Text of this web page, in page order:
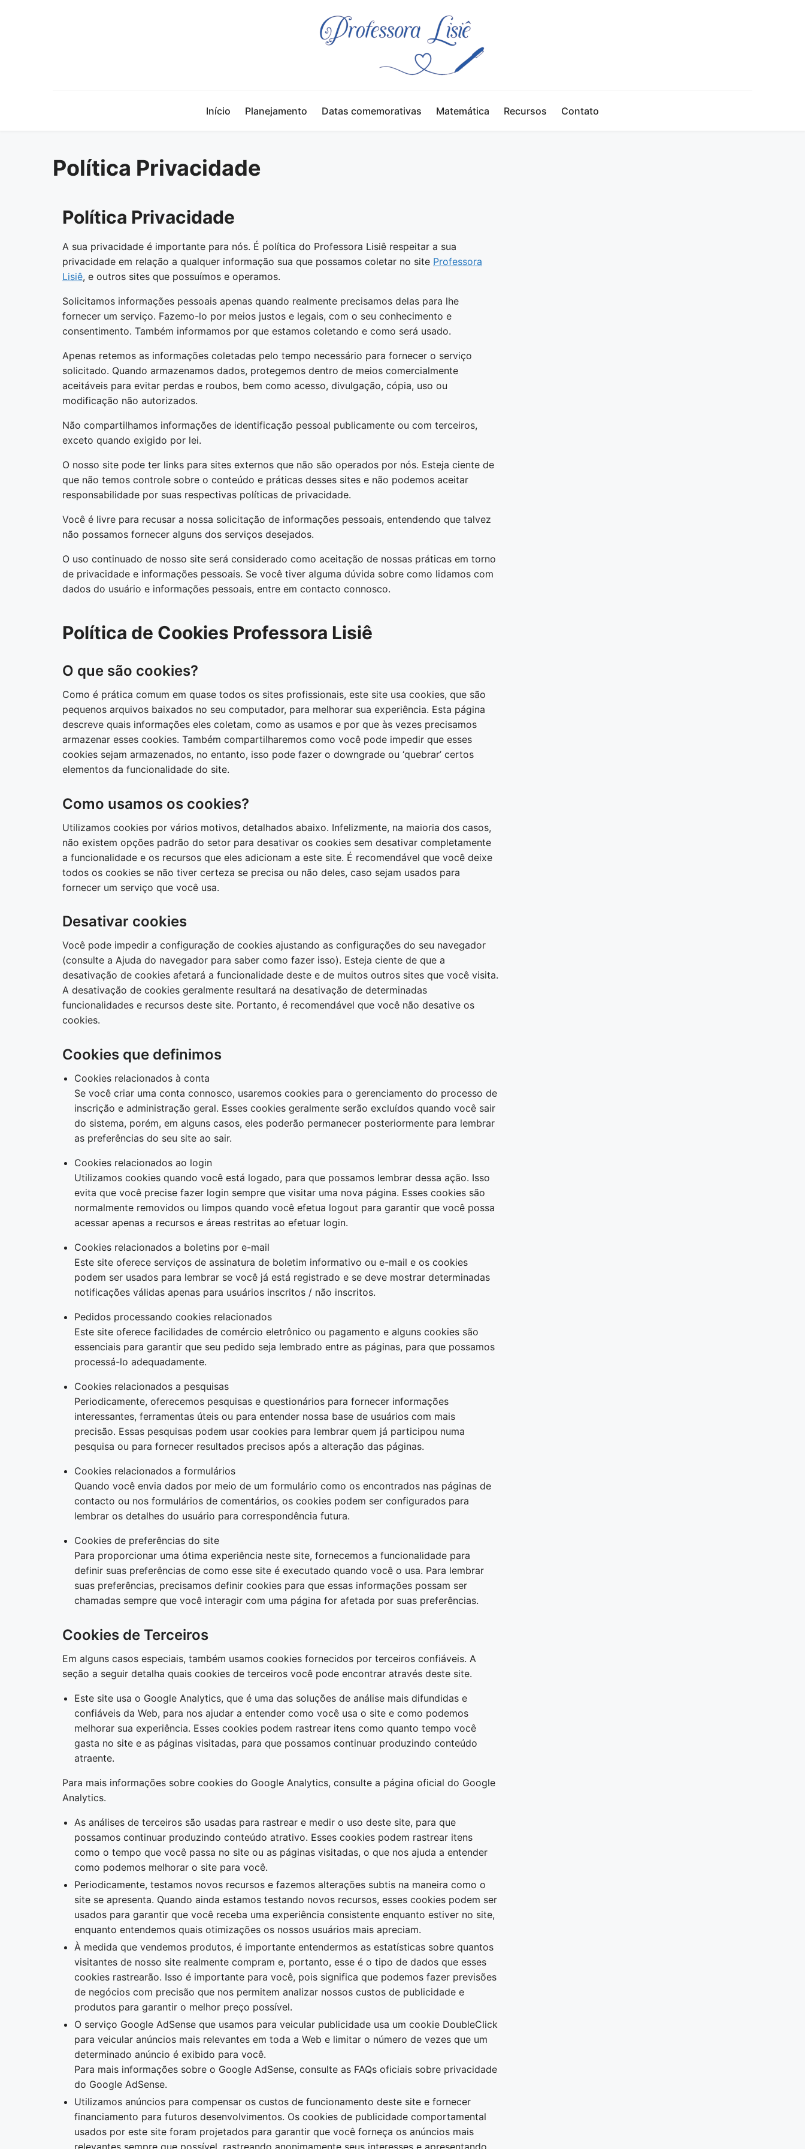
Início Planejamento Datas comemorativas Matemática Recursos Contato
Política Privacidade
Política Privacidade
A sua privacidade é importante para nós. É política do Professora Lisiê respeitar a sua
privacidade em relação a qualquer informação sua que possamos coletar no site Professora
Lisiê, e outros sites que possuímos e operamos.
Solicitamos informações pessoais apenas quando realmente precisamos delas para lhe
fornecer um serviço. Fazemo-lo por meios justos e legais, com o seu conhecimento e
consentimento. Também informamos por que estamos coletando e como será usado.
Apenas retemos as informações coletadas pelo tempo necessário para fornecer o serviço
solicitado. Quando armazenamos dados, protegemos dentro de meios comercialmente
aceitáveis ​​para evitar perdas e roubos, bem como acesso, divulgação, cópia, uso ou
modificação não autorizados.
Não compartilhamos informações de identificação pessoal publicamente ou com terceiros,
exceto quando exigido por lei.
O nosso site pode ter links para sites externos que não são operados por nós. Esteja ciente de
que não temos controle sobre o conteúdo e práticas desses sites e não podemos aceitar
responsabilidade por suas respectivas políticas de privacidade.
Você é livre para recusar a nossa solicitação de informações pessoais, entendendo que talvez
não possamos fornecer alguns dos serviços desejados.
O uso continuado de nosso site será considerado como aceitação de nossas práticas em torno
de privacidade e informações pessoais. Se você tiver alguma dúvida sobre como lidamos com
dados do usuário e informações pessoais, entre em contacto connosco.
Política de Cookies Professora Lisiê
O que são cookies?
Como é prática comum em quase todos os sites profissionais, este site usa cookies, que são
pequenos arquivos baixados no seu computador, para melhorar sua experiência. Esta página
descreve quais informações eles coletam, como as usamos e por que às vezes precisamos
armazenar esses cookies. Também compartilharemos como você pode impedir que esses
cookies sejam armazenados, no entanto, isso pode fazer o downgrade ou ‘quebrar’ certos
elementos da funcionalidade do site.
Como usamos os cookies?
Utilizamos cookies por vários motivos, detalhados abaixo. Infelizmente, na maioria dos casos,
não existem opções padrão do setor para desativar os cookies sem desativar completamente
a funcionalidade e os recursos que eles adicionam a este site. É recomendável que você deixe
todos os cookies se não tiver certeza se precisa ou não deles, caso sejam usados ​​para
fornecer um serviço que você usa.
Desativar cookies
Você pode impedir a configuração de cookies ajustando as configurações do seu navegador
(consulte a Ajuda do navegador para saber como fazer isso). Esteja ciente de que a
desativação de cookies afetará a funcionalidade deste e de muitos outros sites que você visita.
A desativação de cookies geralmente resultará na desativação de determinadas
funcionalidades e recursos deste site. Portanto, é recomendável que você não desative os
cookies.
Cookies que definimos
Cookies relacionados à conta
Se você criar uma conta connosco, usaremos cookies para o gerenciamento do processo de
inscrição e administração geral. Esses cookies geralmente serão excluídos quando você sair
do sistema, porém, em alguns casos, eles poderão permanecer posteriormente para lembrar
as preferências do seu site ao sair.
Cookies relacionados ao login
Utilizamos cookies quando você está logado, para que possamos lembrar dessa ação. Isso
evita que você precise fazer login sempre que visitar uma nova página. Esses cookies são
normalmente removidos ou limpos quando você efetua logout para garantir que você possa
acessar apenas a recursos e áreas restritas ao efetuar login.
Cookies relacionados a boletins por e-mail
Este site oferece serviços de assinatura de boletim informativo ou e-mail e os cookies
podem ser usados ​​para lembrar se você já está registrado e se deve mostrar determinadas
notificações válidas apenas para usuários inscritos / não inscritos.
Pedidos processando cookies relacionados
Este site oferece facilidades de comércio eletrônico ou pagamento e alguns cookies são
essenciais para garantir que seu pedido seja lembrado entre as páginas, para que possamos
processá-lo adequadamente.
Cookies relacionados a pesquisas
Periodicamente, oferecemos pesquisas e questionários para fornecer informações
interessantes, ferramentas úteis ou para entender nossa base de usuários com mais
precisão. Essas pesquisas podem usar cookies para lembrar quem já participou numa
pesquisa ou para fornecer resultados precisos após a alteração das páginas.
Cookies relacionados a formulários
Quando você envia dados por meio de um formulário como os encontrados nas páginas de
contacto ou nos formulários de comentários, os cookies podem ser configurados para
lembrar os detalhes do usuário para correspondência futura.
Cookies de preferências do site
Para proporcionar uma ótima experiência neste site, fornecemos a funcionalidade para
definir suas preferências de como esse site é executado quando você o usa. Para lembrar
suas preferências, precisamos definir cookies para que essas informações possam ser
chamadas sempre que você interagir com uma página for afetada por suas preferências.
Cookies de Terceiros
Em alguns casos especiais, também usamos cookies fornecidos por terceiros confiáveis. A
seção a seguir detalha quais cookies de terceiros você pode encontrar através deste site.
Este site usa o Google Analytics, que é uma das soluções de análise mais difundidas e
confiáveis ​​da Web, para nos ajudar a entender como você usa o site e como podemos
melhorar sua experiência. Esses cookies podem rastrear itens como quanto tempo você
gasta no site e as páginas visitadas, para que possamos continuar produzindo conteúdo
atraente.
Para mais informações sobre cookies do Google Analytics, consulte a página oficial do Google
Analytics.
As análises de terceiros são usadas para rastrear e medir o uso deste site, para que
possamos continuar produzindo conteúdo atrativo. Esses cookies podem rastrear itens
como o tempo que você passa no site ou as páginas visitadas, o que nos ajuda a entender
como podemos melhorar o site para você.
Periodicamente, testamos novos recursos e fazemos alterações subtis na maneira como o
site se apresenta. Quando ainda estamos testando novos recursos, esses cookies podem ser
usados ​​para garantir que você receba uma experiência consistente enquanto estiver no site,
enquanto entendemos quais otimizações os nossos usuários mais apreciam.
À medida que vendemos produtos, é importante entendermos as estatísticas sobre quantos
visitantes de nosso site realmente compram e, portanto, esse é o tipo de dados que esses
cookies rastrearão. Isso é importante para você, pois significa que podemos fazer previsões
de negócios com precisão que nos permitem analizar nossos custos de publicidade e
produtos para garantir o melhor preço possível.
O serviço Google AdSense que usamos para veicular publicidade usa um cookie DoubleClick
para veicular anúncios mais relevantes em toda a Web e limitar o número de vezes que um
determinado anúncio é exibido para você.
Para mais informações sobre o Google AdSense, consulte as FAQs oficiais sobre privacidade
do Google AdSense.
Utilizamos anúncios para compensar os custos de funcionamento deste site e fornecer
financiamento para futuros desenvolvimentos. Os cookies de publicidade comportamental
usados ​​por este site foram projetados para garantir que você forneça os anúncios mais
relevantes sempre que possível, rastreando anonimamente seus interesses e apresentando